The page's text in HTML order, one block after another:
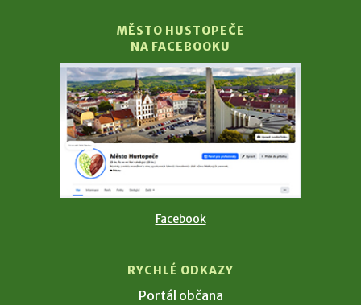
MĚSTO HUSTOPEČE
NA FACEBOOKU
Facebook
RYCHLÉ ODKAZY
Portál občana